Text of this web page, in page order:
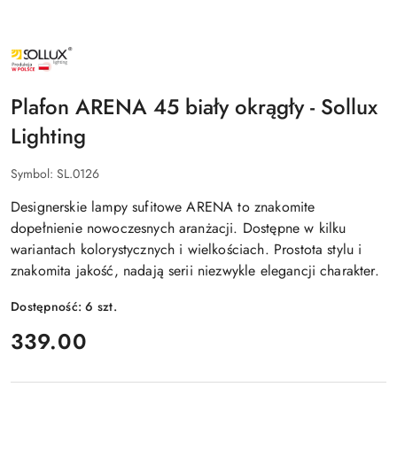
NAZWA
PRODUCENTA:
SOLLUX
Plafon ARENA 45 biały okrągły - Sollux
Lighting
Symbol: SL.0126
Designerskie lampy sufitowe ARENA to znakomite
dopełnienie nowoczesnych aranżacji. Dostępne w kilku
wariantach kolorystycznych i wielkościach. Prostota stylu i
znakomita jakość, nadają serii niezwykle elegancji charakter.
Dostępność:6 szt.
cena:
339.00